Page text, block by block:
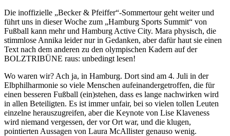
Die inoffizielle „Becker & Pfeiffer“-Sommertour geht weiter und
führt uns in dieser Woche zum „Hamburg Sports Summit“ von
Fußball kann mehr und Hamburg Active City. Mara physisch, die
stimmlose Annika leider nur in Gedanken, aber dafür haut sie einen
Text nach dem anderen zu den olympischen Kadern auf der
BOLZTRIBÜNE raus: unbedingt lesen!
Wo waren wir? Ach ja, in Hamburg. Dort sind am 4. Juli in der
Elbphilharmonie so viele Menschen aufeinandergetroffen, die für
einen besseren Fußball (ein)stehen, dass es lange nachwirken wird
in allen Beteiligten. Es ist immer unfair, bei so vielen tollen Leuten
einzelne herauszugreifen, aber die Keynote von Lise Klaveness
wird niemand vergessen, der vor Ort war, und die klugen,
pointierten Aussagen von Laura McAllister genauso wenig.